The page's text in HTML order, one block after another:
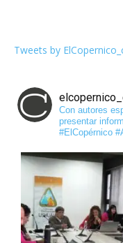
Tweets by
Con autores
presentar
#ElCopérnico